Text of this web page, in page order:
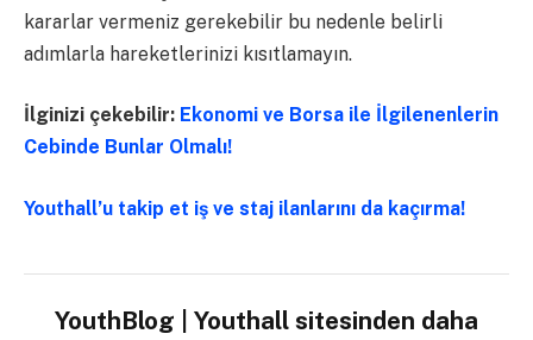
kararlar vermeniz gerekebilir bu nedenle belirli
adımlarla hareketlerinizi kısıtlamayın.
İlginizi çekebilir: Ekonomi ve Borsa ile İlgilenenlerin
Cebinde Bunlar Olmalı!
Youthall’u takip et iş ve staj ilanlarını da kaçırma!
YouthBlog | Youthall sitesinden daha